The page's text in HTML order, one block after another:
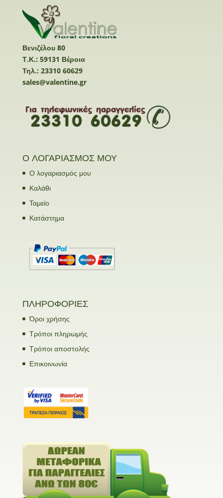
Βενιζέλου 80
Τ.Κ.: 59131 Βέροια
Τηλ.: 23310 60629
sales@valentine.gr
Ο ΛΟΓΑΡΙΑΣΜΟΣ ΜΟΥ
Ο λογαριασμός μου
Καλάθι
Ταμείο
Κατάστημα
ΠΛΗΡΟΦΟΡΙΕΣ
Όροι χρήσης
Τρόποι πληρωμής
Τρόποι αποστολής
Επικοινωνία